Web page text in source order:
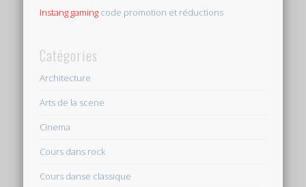
Instang gaming code promotion et réductions
Catégories
Architecture
Arts de la scene
Cinema
Cours dans rock
Cours danse classique